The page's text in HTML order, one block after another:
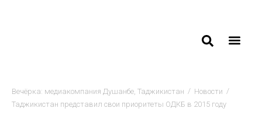
Вечёрка: медиакомпания Душанбе, Таджикистан / Новости /
Таджикистан представил свои приоритеты ОДКБ в 2015 году